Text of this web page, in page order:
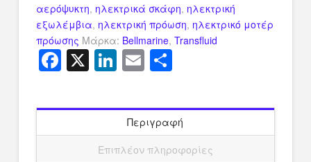
αερόψυκτη, ηλεκτρικά σκάφη, ηλεκτρική
εξωλέμβια, ηλεκτρική πρόωση, ηλεκτρικό μοτέρ
πρόωσης Μάρκα: Bellmarine, Transfluid
Facebook
X LinkedIn
Email
Περιγραφή
Επιπλέον πληροφορίες